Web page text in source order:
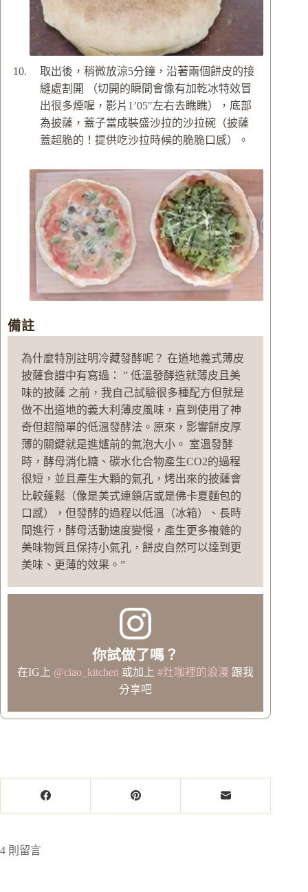
取出後，稍微放涼5分鐘，沿著兩個餅皮的接
縫處割開 （切開的瞬間會像有加乾冰特效冒
出很多煙喔，影片1’05″左右去瞧瞧），底部
為披薩，蓋子當成裝盛沙拉的沙拉碗（披薩
蓋超脆的！提供吃沙拉時候的脆脆口感）。
備註
為什麼特別註明冷藏發酵呢？ 在道地義式薄皮
披薩食譜中有寫過： ” 低溫發酵造就薄皮且美
味的披薩 之前，我自己試驗很多種配方但就是
做不出道地的義大利薄皮風味，直到使用了神
奇但超簡單的低溫發酵法。原來，影響餅皮厚
薄的關鍵就是進爐前的氣泡大小。 室溫發酵
時，酵母消化糖、碳水化合物產生CO2的過程
很短，並且產生大顆的氣孔，烤出來的披薩會
比較蓬鬆（像是美式連鎖店或是佛卡夏麵包的
口感），但發酵的過程以低溫（冰箱）、長時
間進行，酵母活動速度變慢，產生更多複雜的
美味物質且保持小氣孔，餅皮自然可以達到更
美味、更薄的效果。”
你試做了嗎？
在IG上 @ciao_kitchen 或加上#灶咖裡的浪漫 跟我
分享吧
4 則留言